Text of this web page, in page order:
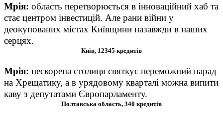
Мрія: область перетворюється в інноваційний хаб та
стає центром інвестицій. Але рани війни у
деокупованих містах Київщини назавжди в наших
серцях.
Київ, 12345 кредитів
Мрія: нескорена столиця святкує переможний парад
на Хрещатику, а в урядовому кварталі можна випити
каву з депутатами Європарламенту.
Полтавська область, 340 кредитів